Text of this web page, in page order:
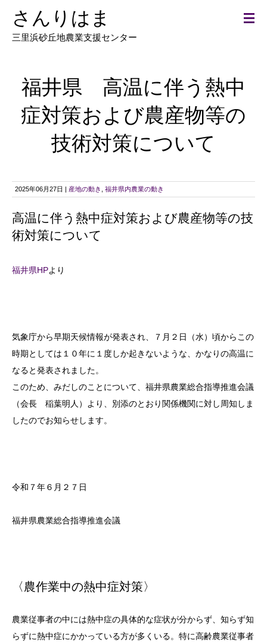
さんりはま
三里浜砂丘地農業支援センター
福井県 高温に伴う熱中
症対策および農産物等の
技術対策について
2025年06月27日 | 産地の動き 福井県内農業の動き
高温に伴う熱中症対策および農産物等の技
術対策について
福井県HPより
気象庁から早期天候情報が発表され、７月２日（水）頃からこの
時期としては１０年に１度しか起きないような、かなりの高温に
なると発表されました。
このため、みだしのことについて、福井県農業総合指導推進会議
（会長 稲葉明人）より、別添のとおり関係機関に対し周知しま
したのでお知らせします。
令和７年６月２７日
福井県農業総合指導推進会議
〈農作業中の熱中症対策〉
農業従事者の中には熱中症の具体的な症状が分からず、知らず知
らずに熱中症にかかっている方が多くいる。特に高齢農業従事者